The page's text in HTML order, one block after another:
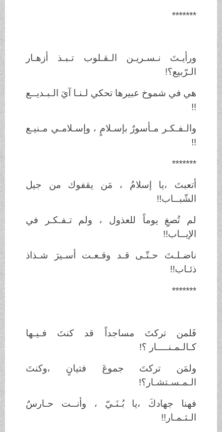
*******
ورأيـتَ نـسـريـن الـقـلوب تـبـذ أزهـار
الـرّبيع؟!
هي في شموخ عبيرها تحكي لـنـا آيَ الـبـديــع
والـفـكـر مـأسورٌ بإسـلامٍ ، وإسـلامـي مـنيـع
*******
أتعبتَ ،يا إسلامُ ، مَن يقفوك من جيل
الشّبــاب!!
لم تُصغِ يوماً للعذول ، ولم تـفـكـر في
الإيــاب!!
ناضـلـتَ حـتّـى قـد وقـعـت أسـيرَ شـذاذ
ذئـاب!!
*******
فَلمن تركتَ مساجداً قد كنتَ فـيـها
كـالـمـنــــار ؟!
ولمَن تركتَ جموعَ فتيانٍ ،وكنتَ
الـمـسـتشـار؟!
فهنا جهادكَ ،يا بُـنَـيّ ، وأنــت حـارسٌ
الـثـمـار!!